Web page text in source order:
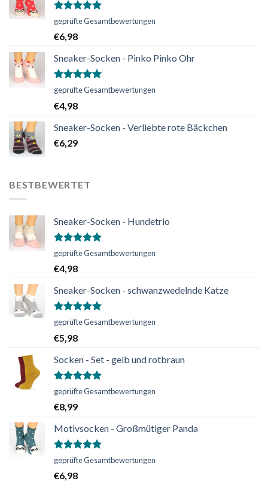
Bewertet
von 5
geprüfte Gesamtbewertungen
€6,98
Sneaker-Socken - Pinko Pinko Ohr
Bewertet
von 5
geprüfte Gesamtbewertungen
€4,98
Sneaker-Socken - Verliebte rote Bäckchen
€6,29
BESTBEWERTET
Sneaker-Socken - Hundetrio
Bewertet
von 5
geprüfte Gesamtbewertungen
€4,98
Sneaker-Socken - schwanzwedelnde Katze
Bewertet
von 5
geprüfte Gesamtbewertungen
€5,98
Socken - Set - gelb und rotbraun
Bewertet
mit
von 5
geprüfte Gesamtbewertungen
€8,99
Motivsocken - Großmütiger Panda
Bewertet
von 5
geprüfte Gesamtbewertungen
€6,98